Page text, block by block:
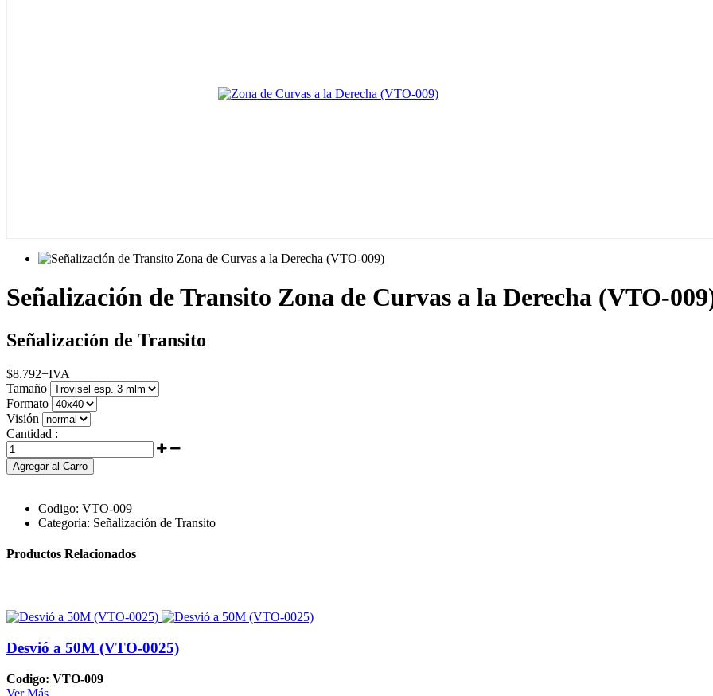
Señalización de Transito Zona de Curvas a la Derecha (VTO-
Señalización de Transito
$8.792+IVA
Tamaño
Formato
Visión
Cantidad :
Agregar al Carro
Codigo: VTO-009
Categoria: Señalización de Transito
Productos Relacionados
Desvió a 50M (VTO-0025)
Codigo: VTO-009
Ver Más